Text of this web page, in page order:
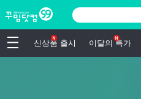
신상품 출시 이달의 특가